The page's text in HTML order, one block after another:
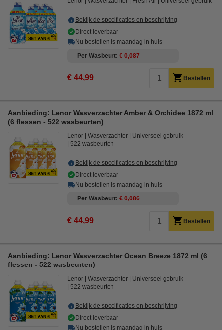
Bekijk de specificaties en beschrijving
Direct leverbaar
Nu bestellen is maandag in huis
Per Wasbeurt € 0,087
€ 44,99 Bestellen
Aanbieding: Lenor Wasverzachter Amber & Orchidee 1872 ml
(6 flessen - 522 wasbeurten)
Lenor Wasverzachter
Universeel gebruik
522 wasbeurten
Bekijk de specificaties en beschrijving
Direct leverbaar
Nu bestellen is maandag in huis
Per Wasbeurt € 0,086
€ 44,99 Bestellen
Aanbieding: Lenor Wasverzachter Ocean Breeze 1872 ml (6
flessen - 522 wasbeurten)
Lenor Wasverzachter
Universeel gebruik
522 wasbeurten
Bekijk de specificaties en beschrijving
Direct leverbaar
Nu bestellen is maandag in huis